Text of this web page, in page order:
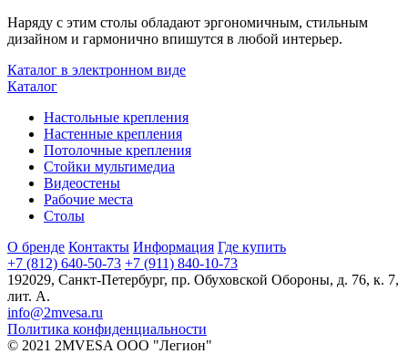
Наряду с этим столы обладают эргономичным, стильным
дизайном и гармонично впишутся в любой интерьер.
Каталог в электронном виде
Каталог
Настольные крепления
Настенные крепления
Потолочные крепления
Стойки мультимедиа
Видеостены
Рабочие места
Столы
О бренде Контакты Информация Где купить
+7 (812) 640-50-73 +7 (911) 840-10-73
192029, Санкт-Петербург, пр. Обуховской Обороны, д. 76, к. 7,
лит. А.
info@2mvesa.ru
Политика конфиденциальности
© 2021 2MVESA ООО "Легион"